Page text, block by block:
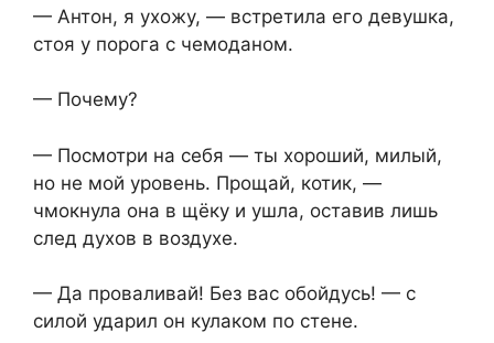
— Антон, я ухожу, — встретила его девушка,
стоя у порога с чемоданом.
— Почему?
— Посмотри на себя — ты хороший, милый,
но не мой уровень. Прощай, котик, —
чмокнула она в щёку и ушла, оставив лишь
след духов в воздухе.
— Да проваливай! Без вас обойдусь! — с
силой ударил он кулаком по стене.